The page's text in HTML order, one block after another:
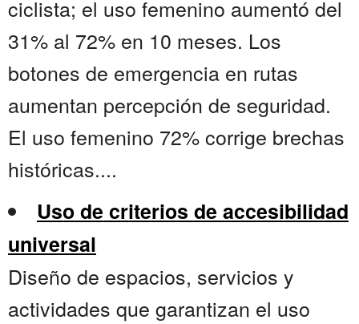
ciclista; el uso femenino aumentó del
31% al 72% en 10 meses. Los
botones de emergencia en rutas
aumentan percepción de seguridad.
El uso femenino 72% corrige brechas
históricas....
Uso de criterios de accesibilidad
universal
Diseño de espacios, servicios y
actividades que garantizan el uso